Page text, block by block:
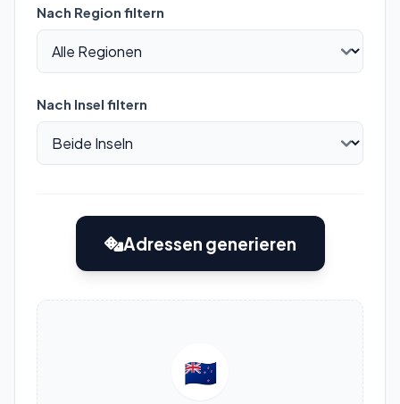
Nach Region filtern
Nach Insel filtern
Adressen generieren
🇳🇿